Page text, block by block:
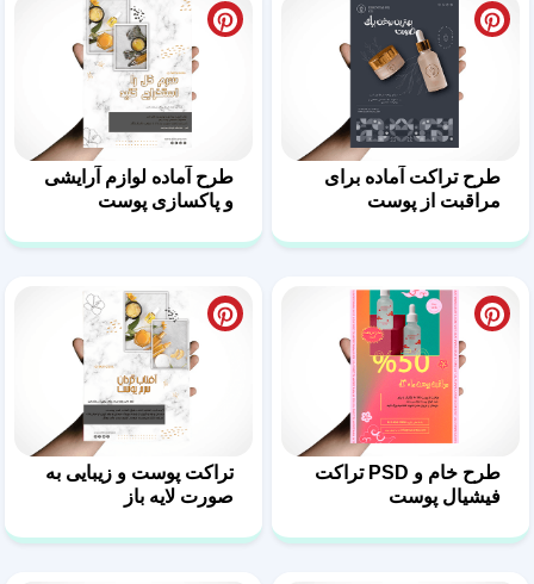
طرح تراکت آماده برای
مراقبت از پوست
طرح آماده لوازم آرایشی
و پاکسازی پوست
طرح خام و PSD تراکت
فیشیال پوست
تراکت پوست و زیبایی به
صورت لایه باز